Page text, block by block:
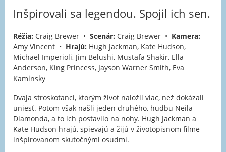
Inšpirovali sa legendou. Spojil ich sen.
Réžia: Craig Brewer • Scenár: Craig Brewer • Kamera:
Amy Vincent • Hrajú: Hugh Jackman, Kate Hudson,
Michael Imperioli, Jim Belushi, Mustafa Shakir, Ella
Anderson, King Princess, Jayson Warner Smith, Eva
Kaminsky
Dvaja stroskotanci, ktorým život naložil viac, než dokázali
uniesť. Potom však našli jeden druhého, hudbu Neila
Diamonda, a to ich postavilo na nohy. Hugh Jackman a
Kate Hudson hrajú, spievajú a žijú v životopisnom filme
inšpirovanom skutočnými osudmi.